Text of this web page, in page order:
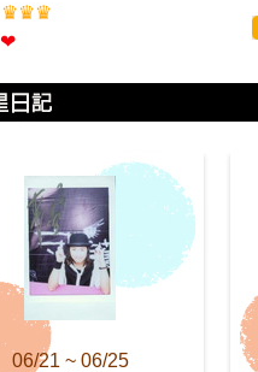
♛♛♛
❤
06/21 ~ 06/25